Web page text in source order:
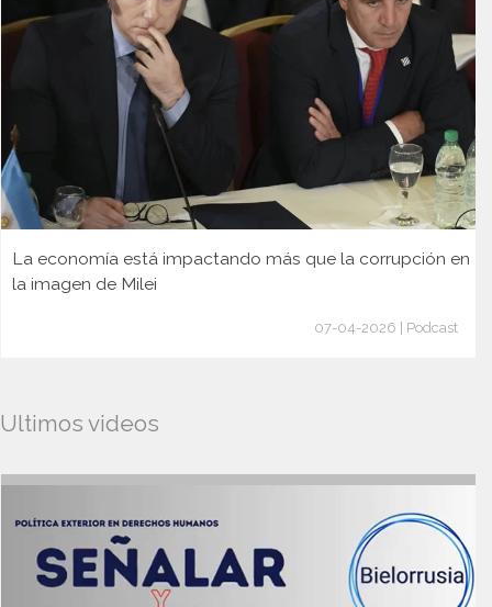
La economía está impactando más que la corrupción en
la imagen de Milei
07-04-2026 | Podcast
Ultimos videos